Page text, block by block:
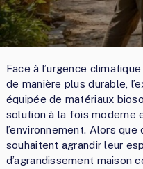
Face à l’urgence
de manière plus durable,
équipée de matériaux
solution à la fois moderne
l’environnement. Alors
souhaitent agrandir leur
d’agrandissement maison